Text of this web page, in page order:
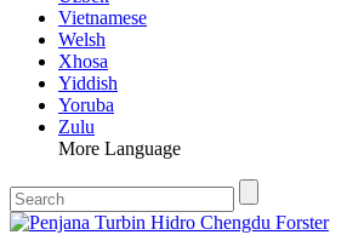
Vietnamese
Welsh
Xhosa
Yiddish
Yoruba
Zulu
More Language